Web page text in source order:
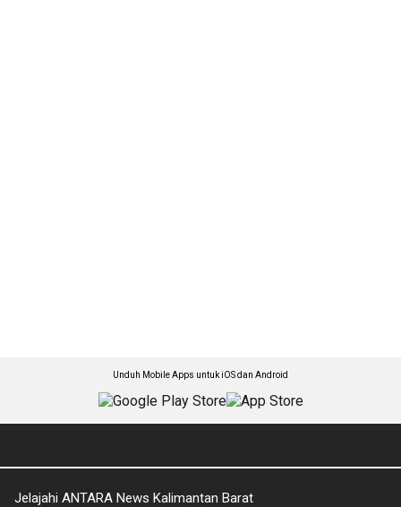
Unduh Mobile Apps untuk iOS dan Android
Jelajahi ANTARA News Kalimantan Barat